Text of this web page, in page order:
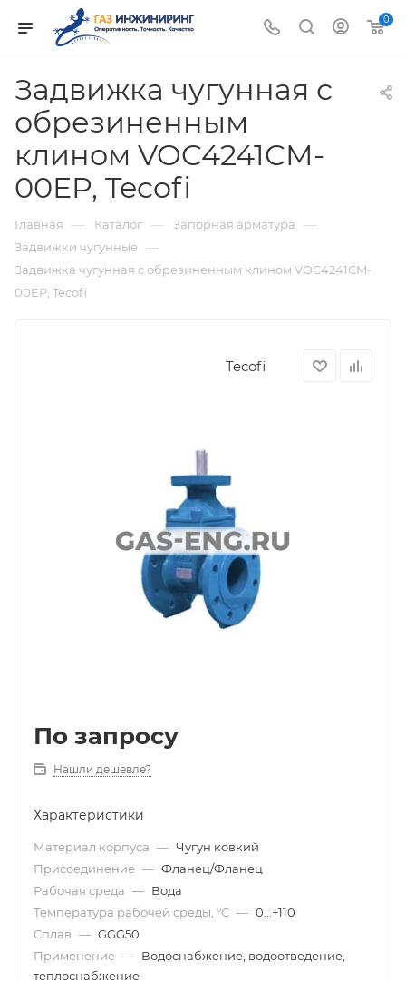
0
Задвижка чугунная с
обрезиненным
клином VOC4241CM-
00EP, Tecofi
Главная — Каталог — Запорная арматура —
Задвижки чугунные —
Задвижка чугунная с обрезиненным клином VOC4241CM-
00EP, Tecofi
Tecofi
По запросу
Нашли дешевле?
Характеристики
Материал корпуса — Чугун ковкий
Присоединение — Фланец/Фланец
Рабочая среда — Вода
Температура рабочей среды, °C — 0...+110
Сплав — GGG50
Применение — Водоснабжение, водоотведение,
теплоснабжение